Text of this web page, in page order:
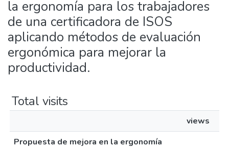
la ergonomía para los trabajadores
de una certificadora de ISOS
aplicando métodos de evaluación
ergonómica para mejorar la
productividad.
Total visits
views
Propuesta de mejora en la ergonomía